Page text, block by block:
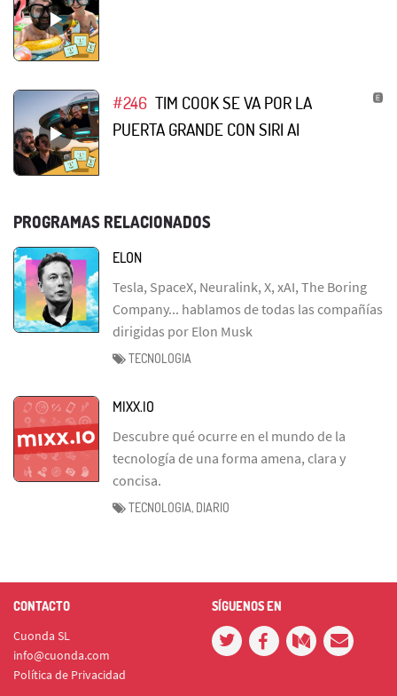
#246 TIM COOK SE VA POR LA
PUERTA GRANDE CON SIRI AI
PROGRAMAS RELACIONADOS
ELON
Tesla, SpaceX, Neuralink, X, xAI, The Boring
Company... hablamos de todas las compañías
dirigidas por Elon Musk
TECNOLOGIA
MIXX.IO
Descubre qué ocurre en el mundo de la
tecnología de una forma amena, clara y
concisa.
TECNOLOGIA, DIARIO
CONTACTO
Cuonda SL
info@cuonda.com
Política de Privacidad
SÍGUENOS EN